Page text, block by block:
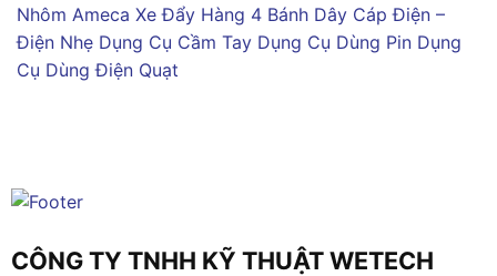
Nhôm Ameca Xe Đẩy Hàng 4 Bánh Dây Cáp Điện –
Điện Nhẹ Dụng Cụ Cầm Tay Dụng Cụ Dùng Pin Dụng
Cụ Dùng Điện Quạt
CÔNG TY TNHH KỸ THUẬT WETECH